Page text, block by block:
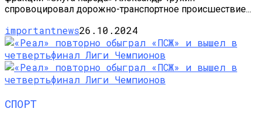
спровоцировал дорожно-транспортное происшествие...
importantnews26.10.2024
СПОРТ